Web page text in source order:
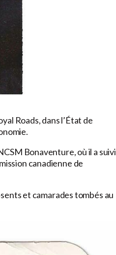
Roads, dans l’État de
Bonaventure, où il a suivi
canadienne de
et camarades tombés au